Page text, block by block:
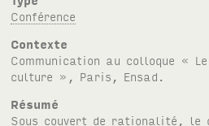
Conférence
Contexte
Communication au colloque «
culture », Paris, Ensad.
Résumé
Sous couvert de rationalité, le